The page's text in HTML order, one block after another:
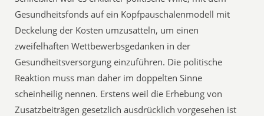
Gesundheitsfonds auf ein Kopfpauschalenmodell mit
Deckelung der Kosten umzusatteln, um einen
zweifelhaften Wettbewerbsgedanken in der
Gesundheitsversorgung einzuführen. Die politische
Reaktion muss man daher im doppelten Sinne
scheinheilig nennen. Erstens weil die Erhebung von
Zusatzbeiträgen gesetzlich ausdrücklich vorgesehen ist